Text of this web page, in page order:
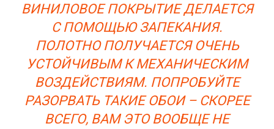
ВИНИЛОВОЕ ПОКРЫТИЕ ДЕЛАЕТСЯ
С ПОМОЩЬЮ ЗАПЕКАНИЯ.
ПОЛОТНО ПОЛУЧАЕТСЯ ОЧЕНЬ
УСТОЙЧИВЫМ К МЕХАНИЧЕСКИМ
ВОЗДЕЙСТВИЯМ. ПОПРОБУЙТЕ
РАЗОРВАТЬ ТАКИЕ ОБОИ – СКОРЕЕ
ВСЕГО, ВАМ ЭТО ВООБЩЕ НЕ